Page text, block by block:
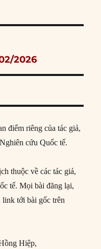
2026
điểm riêng của tác giả,
cứu Quốc tế.
thuộc về các tác giả,
tế. Mọi bài đăng lại,
link tới bài gốc trên
Hiệp,